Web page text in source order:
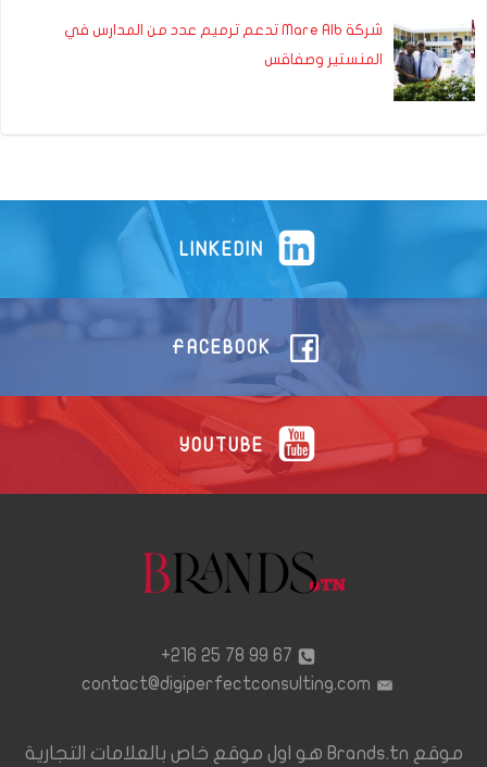
شركة Mare Alb تدعم ترميم عدد من المدارس في
المنستير وصفاقس
LINKEDIN
FACEBOOK
YOUTUBE
67 99 78 25 216+
contact@digiperfectconsulting.com
موقع Brands.tn هو اول موقع خاص بالعلامات التجارية